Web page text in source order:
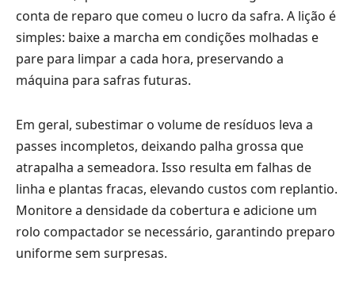
conta de reparo que comeu o lucro da safra. A lição é
simples: baixe a marcha em condições molhadas e
pare para limpar a cada hora, preservando a
máquina para safras futuras.
Em geral, subestimar o volume de resíduos leva a
passes incompletos, deixando palha grossa que
atrapalha a semeadora. Isso resulta em falhas de
linha e plantas fracas, elevando custos com replantio.
Monitore a densidade da cobertura e adicione um
rolo compactador se necessário, garantindo preparo
uniforme sem surpresas.